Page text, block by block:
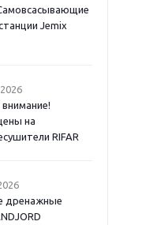
Jemix
на
RIFAR
дренажные